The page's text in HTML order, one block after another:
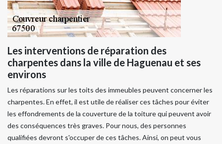
Les interventions de réparation des
charpentes dans la ville de Haguenau et ses
environs
Les réparations sur les toits des immeubles peuvent concerner les
charpentes. En effet, il est utile de réaliser ces tâches pour éviter
les effondrements de la couverture de la toiture qui peuvent avoir
des conséquences très graves. Pour nous, des personnes
qualifiées devront s'occuper de ces tâches. Ainsi, on peut vous